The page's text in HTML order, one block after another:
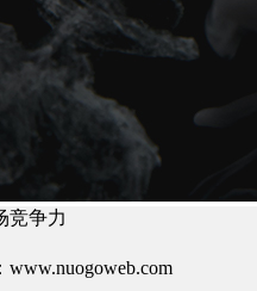
竞争力